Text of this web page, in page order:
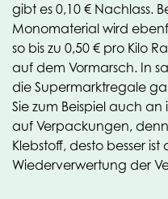
gibt es 0,10 € Nachlass.
Monomaterial wird
so bis zu 0,50 € pro Kilo
auf dem Vormarsch. In
die Supermarktregale
Sie zum Beispiel auch
auf Verpackungen,
Klebstoff, desto besser
Wiederverwertung der